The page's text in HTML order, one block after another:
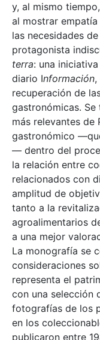
y, al mismo
al mostrar
las necesidades
protagonista
terra: una
diario Información,
recuperación de
gastronómicas.
más relevantes de
gastronómico
— dentro del
la relación entre
relacionados con
amplitud de
tanto a la
agroalimentarios
a una mejor
La monografía se
consideraciones
representa el
con una selección
fotografías de los
en los
publicaron entre